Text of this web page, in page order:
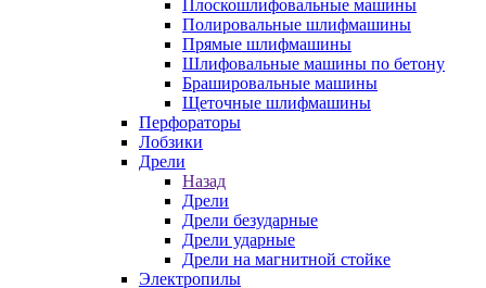
Плоскошлифовальные машины
Полировальные шлифмашины
Прямые шлифмашины
Шлифовальные машины по бетону
Брашировальные машины
Щеточные шлифмашины
Перфораторы
Лобзики
Дрели
Назад
Дрели
Дрели безударные
Дрели ударные
Дрели на магнитной стойке
Электропилы